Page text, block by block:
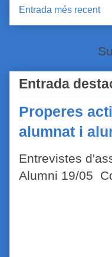
Entrada més recent
Entrada
Properes
alumnat i
Entrevistes
Alumni 19/05